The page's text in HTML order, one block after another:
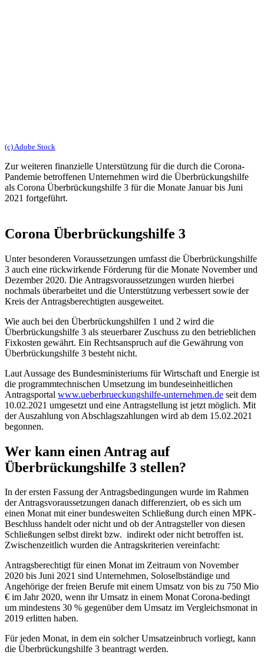
(c) Adobe Stock
Zur weiteren finanzielle Unterstützung für die durch die Corona-
Pandemie betroffenen Unternehmen wird die Überbrückungshilfe
als Corona Überbrückungshilfe 3 für die Monate Januar bis Juni
2021 fortgeführt.
Corona Überbrückungshilfe 3
Unter besonderen Voraussetzungen umfasst die Überbrückungshilfe
3 auch eine rückwirkende Förderung für die Monate November und
Dezember 2020. Die Antragsvoraussetzungen wurden hierbei
nochmals überarbeitet und die Unterstützung verbessert sowie der
Kreis der Antragsberechtigten ausgeweitet.
Wie auch bei den Überbrückungshilfen 1 und 2 wird die
Überbrückungshilfe 3 als steuerbarer Zuschuss zu den betrieblichen
Fixkosten gewährt. Ein Rechtsanspruch auf die Gewährung von
Überbrückungshilfe 3 besteht nicht.
Laut Aussage des Bundesministeriums für Wirtschaft und Energie ist
die programmtechnischen Umsetzung im bundeseinheitlichen
Antragsportal www.ueberbrueckungshilfe-unternehmen.de seit dem
10.02.2021 umgesetzt und eine Antragstellung ist jetzt möglich. Mit
der Auszahlung von Abschlagszahlungen wird ab dem 15.02.2021
begonnen.
Wer kann einen Antrag auf
Überbrückungshilfe 3 stellen?
In der ersten Fassung der Antragsbedingungen wurde im Rahmen
der Antragsvoraussetzungen danach differenziert, ob es sich um
einen Monat mit einer bundesweiten Schließung durch einen MPK-
Beschluss handelt oder nicht und ob der Antragsteller von diesen
Schließungen selbst direkt bzw. indirekt oder nicht betroffen ist.
Zwischenzeitlich wurden die Antragskriterien vereinfacht:
Antragsberechtigt für einen Monat im Zeitraum von November
2020 bis Juni 2021 sind Unternehmen, Soloselbständige und
Angehörige der freien Berufe mit einem Umsatz von bis zu 750 Mio
€ im Jahr 2020, wenn ihr Umsatz in einem Monat Corona-bedingt
um mindestens 30 % gegenüber dem Umsatz im Vergleichsmonat in
2019 erlitten haben.
Für jeden Monat, in dem ein solcher Umsatzeinbruch vorliegt, kann
die Überbrückungshilfe 3 beantragt werden.